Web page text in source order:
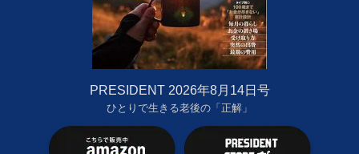
PRESIDENT 2026年8月14日号
ひとりで生きる老後の「正解」